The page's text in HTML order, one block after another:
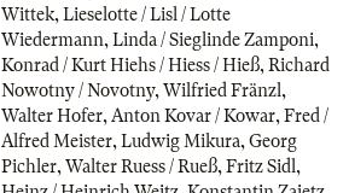
Wittek, Lieselotte / Lisl / Lotte
Wiedermann, Linda / Sieglinde Zamponi,
Konrad / Kurt Hiehs / Hiess / Hieß, Richard
Nowotny / Novotny, Wilfried Fränzl ,
Walter Hofer, Anton Kovar / Kowar, Fred /
Alfred Meister, Ludwig Mikura, Georg
Pichler, Walter Ruess / Rueß, Fritz Sidl ,